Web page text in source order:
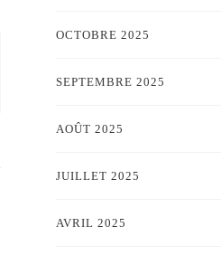
OCTOBRE 2025
SEPTEMBRE 2025
AOÛT 2025
JUILLET 2025
AVRIL 2025